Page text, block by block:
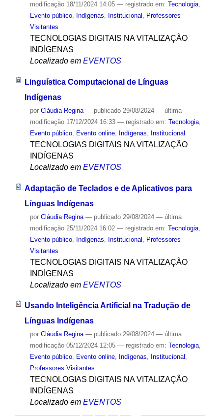
modificação18/11/2024 14:05 — registrado em: Tecnologia,
Evento público, Indígenas, Institucional , Professores
Visitantes
TECNOLOGIAS DIGITAIS NA VITALIZAÇÃO
INDÍGENAS
Localizado em EVENTOS
Linguística Computacional de Línguas
Indígenas
por Cláudia Regina — publicado29/08/2024 — última
modificação17/12/2024 16:33 — registrado em: Tecnologia,
Evento público, Evento online, Indígenas Institucional
TECNOLOGIAS DIGITAIS NA VITALIZAÇÃO
INDÍGENAS
Localizado em EVENTOS
Adaptação de Teclados e de Aplicativos para
Línguas Indígenas
por Cláudia Regina — publicado29/08/2024 — última
modificação25/11/2024 16:02 — registrado em: Tecnologia,
Evento público, Indígenas Institucional
Professores
Visitantes
TECNOLOGIAS DIGITAIS NA VITALIZAÇÃO
INDÍGENAS
Localizado em EVENTOS
Usando Inteligência Artificial na Tradução de
Línguas Indígenas
por Cláudia Regina — publicado29/08/2024 — última
modificação05/12/2024 12:05 — registrado em: Tecnologia,
Evento público, Evento online, Indígenas, Institucional ,
Professores Visitantes
TECNOLOGIAS DIGITAIS NA VITALIZAÇÃO
INDÍGENAS
Localizado em EVENTOS